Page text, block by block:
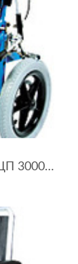
Инвалидная коляска для детей с ДЦП 3000AK